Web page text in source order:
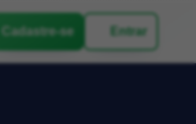
Cadastre-se Entrar